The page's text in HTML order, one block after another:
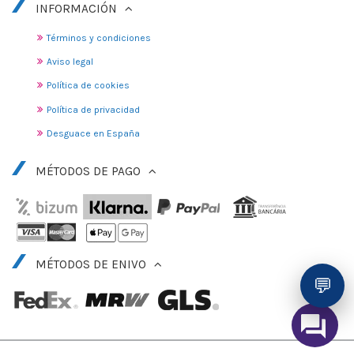
INFORMACIÓN
Términos y condiciones
Aviso legal
Política de cookies
Política de privacidad
Desguace en España
MÉTODOS DE PAGO
MÉTODOS DE ENIVO
💬